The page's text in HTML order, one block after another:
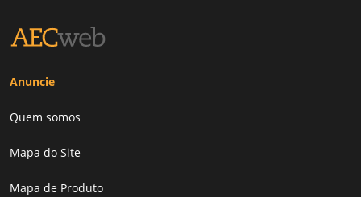
Anuncie
Quem somos
Mapa do Site
Mapa de Produto